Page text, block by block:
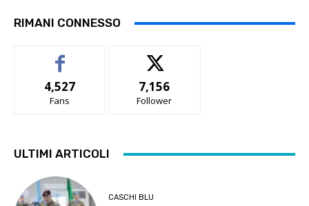
RIMANI CONNESSO
4,527
Fans
7,156
Follower
ULTIMI ARTICOLI
CASCHI BLU